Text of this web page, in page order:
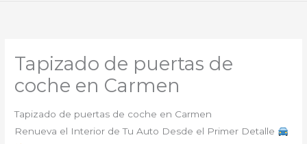
Tapizado de puertas de
coche en Carmen
Tapizado de puertas de coche en Carmen
Renueva el Interior de Tu Auto Desde el Primer Detalle